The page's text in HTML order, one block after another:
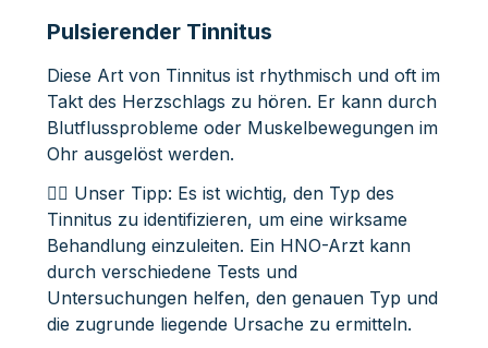
Pulsierender Tinnitus
Diese Art von Tinnitus ist rhythmisch und oft im
Takt des Herzschlags zu hören. Er kann durch
Blutflussprobleme oder Muskelbewegungen im
Ohr ausgelöst werden.
👩‍⚕️ Unser Tipp: Es ist wichtig, den Typ des
Tinnitus zu identifizieren, um eine wirksame
Behandlung einzuleiten. Ein HNO-Arzt kann
durch verschiedene Tests und
Untersuchungen helfen, den genauen Typ und
die zugrunde liegende Ursache zu ermitteln.